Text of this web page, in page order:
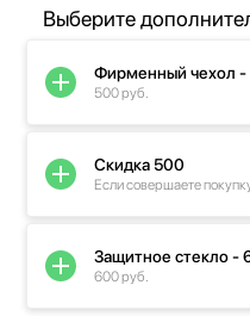
Выберите
Фирменный чехол -
500 руб.
Скидка 500
Если совершаете
Защитное стекло -
600 руб.